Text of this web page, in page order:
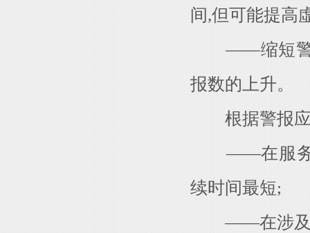
间,但可能提高
——缩短警报
报数的上升。
根据警报应
——在服务中
续时间最短;
——在涉及人